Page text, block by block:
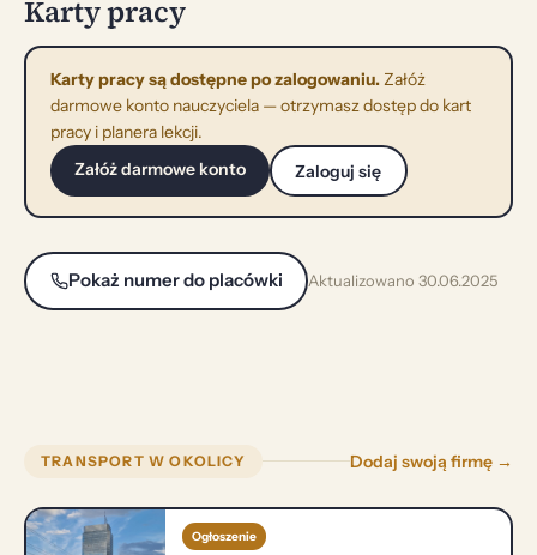
Karty pracy
Karty pracy są dostępne po zalogowaniu.Załóż
darmowe konto nauczyciela — otrzymasz dostęp do kart
pracy i planera lekcji.
Załóż darmowe konto
Zaloguj się
Pokaż numer do placówki Aktualizowano 30.06.2025
TRANSPORT W OKOLICY Dodaj swoją firmę →
Ogłoszenie